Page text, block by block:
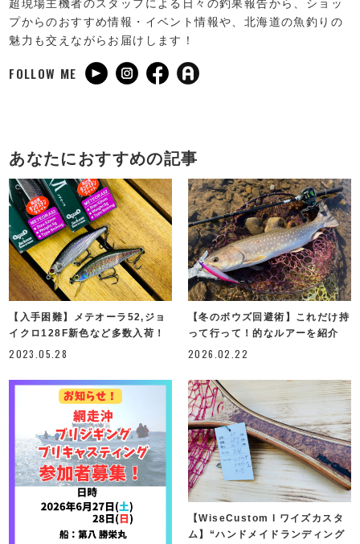
超現場主機者のスタッフによる日々の釣果報告から、ショッ
プからのおすすめ情報・イベント情報や、北海道の魚釣りの
魅力も交えながらお届けします！
FOLLOW ME
あなたにおすすめの記事
【入手困難】メテオーラ52,ジョ
イクロ128F新色など多数入荷！
2023.05.28
【冬のボウズ回避術】これだけ持
って行って！的なルアーを紹介
2026.02.22
【WiseCustom l ワイズカスタ
ム】“ハンドメイドランディング